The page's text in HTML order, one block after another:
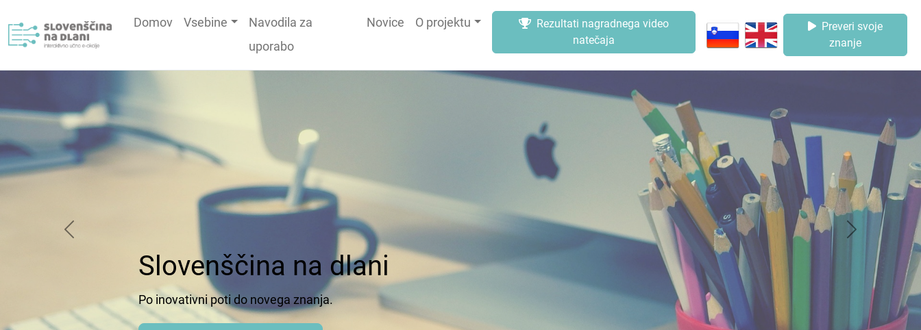
Domov Vsebine
Navodila za
uporabo
Novice O projektu
Rezultati nagradnega video
natečaja
Preveri svoje
znanje
Želiš izvedeti več?
Zakaj naj bo slovenščina tudi na moji dlani?
Prejšnji Naslednji